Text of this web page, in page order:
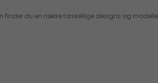
finder du en række forskellige designs og